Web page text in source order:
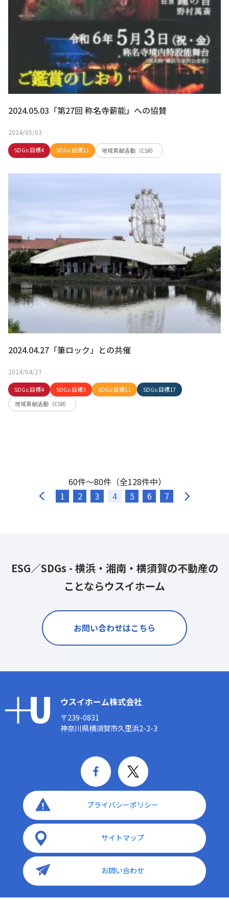
2024.05.03「第27回 称名寺薪能」への協賛
2024/05/03
SDGs:目標4 SDGs:目標11 地域貢献活動（CSR）
2024.04.27「筆ロック」との共催
2024/04/27
SDGs:目標4 SDGs:目標5 SDGs:目標11
SDGs:目標17
地域貢献活動（CSR）
60件～80件（全128件中）
1
2 3 4 5 6 7
ESG／SDGs - 横浜・湘南・横須賀の不動産の
ことならウスイホーム
お問い合わせはこちら
ウスイホーム株式会社
〒239-0831
神奈川県横須賀市久里浜2-2-3
プライバシーポリシー
サイトマップ
お問い合わせ